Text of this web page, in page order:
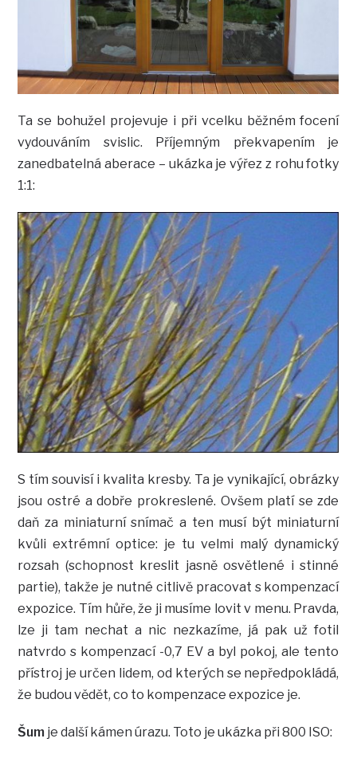
Ta se bohužel projevuje i při vcelku běžném focení
vydouváním svislic. Příjemným překvapením je
zanedbatelná aberace – ukázka je výřez z rohu fotky
1:1:
S tím souvisí i kvalita kresby. Ta je vynikající, obrázky
jsou ostré a dobře prokreslené. Ovšem platí se zde
daň za miniaturní snímač a ten musí být miniaturní
kvůli extrémní optice: je tu velmi malý dynamický
rozsah (schopnost kreslit jasně osvětlené i stinné
partie), takže je nutné citlivě pracovat s kompenzací
expozice. Tím hůře, že ji musíme lovit v menu. Pravda,
lze ji tam nechat a nic nezkazíme, já pak už fotil
natvrdo s kompenzací -0,7 EV a byl pokoj, ale tento
přístroj je určen lidem, od kterých se nepředpokládá,
že budou vědět, co to kompenzace expozice je.
Šum je další kámen úrazu. Toto je ukázka při 800 ISO: